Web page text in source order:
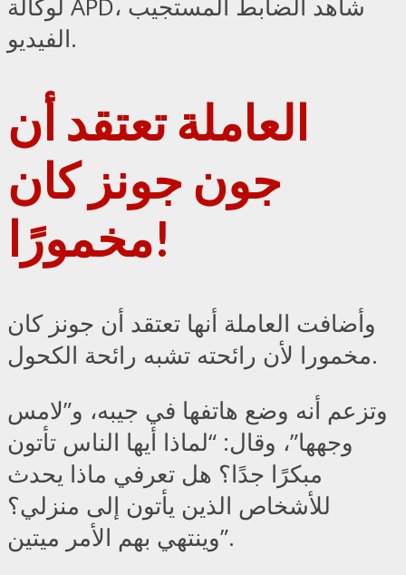
لوكالة APD، شاهد الضابط المستجيب
الفيديو.
العاملة تعتقد أن
جون جونز كان
مخمورًا!
وأضافت العاملة أنها تعتقد أن جونز كان
مخمورا لأن رائحته تشبه رائحة الكحول.
وتزعم أنه وضع هاتفها في جيبه، و”لامس
وجهها”، وقال: “لماذا أيها الناس تأتون
مبكرًا جدًا؟ هل تعرفي ماذا يحدث
للأشخاص الذين يأتون إلى منزلي؟
وينتهي بهم الأمر ميتين”.